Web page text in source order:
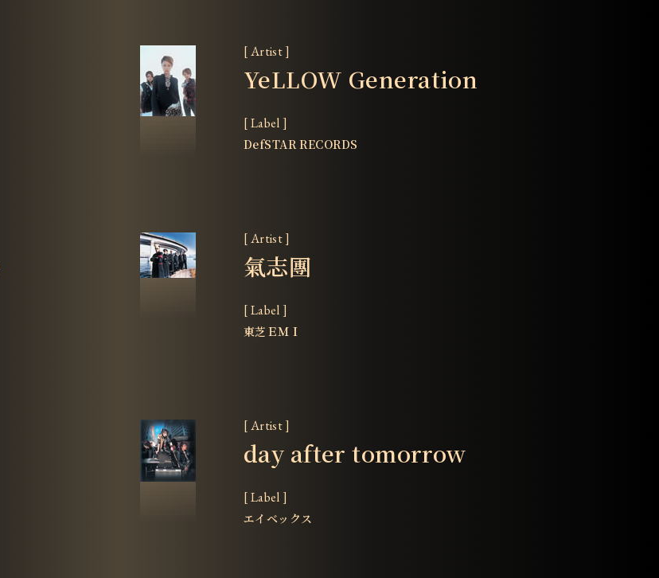
[ Artist ]
YeLLOW Generation
[ Label ]
DefSTAR RECORDS
[ Artist ]
氣志團
[ Label ]
東芝ＥＭＩ
[ Artist ]
day after tomorrow
[ Label ]
エイベックス